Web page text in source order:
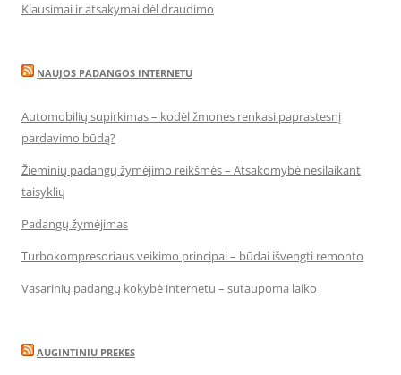
Klausimai ir atsakymai dėl draudimo
NAUJOS PADANGOS INTERNETU
Automobilių supirkimas – kodėl žmonės renkasi paprastesnį
pardavimo būdą?
Žieminių padangų žymėjimo reikšmės – Atsakomybė nesilaikant
taisyklių
Padangų žymėjimas
Turbokompresoriaus veikimo principai – būdai išvengti remonto
Vasarinių padangų kokybė internetu – sutaupoma laiko
AUGINTINIU PREKES